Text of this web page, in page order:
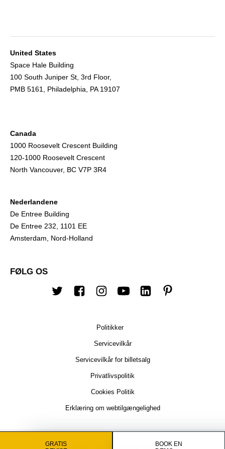
GRATIS
BOOK EN
United States
Space Hale Building
100 South Juniper St, 3rd Floor,
PMB 5161, Philadelphia, PA 19107
Canada
1000 Roosevelt Crescent Building
120-1000 Roosevelt Crescent
North Vancouver, BC V7P 3R4
Nederlandene
De Entree Building
De Entree 232, 1101 EE
Amsterdam, Nord-Holland
FØLG OS
TwitterFacebookInstagram
YoutubeLinkedin
Politikker
Servicevilkår
Servicevilkår for billetsalg
Privatlivspolitik
Cookies Politik
Erklæring om webtilgængelighed
© 2026 Timely. Alle rettigheder reserverede.